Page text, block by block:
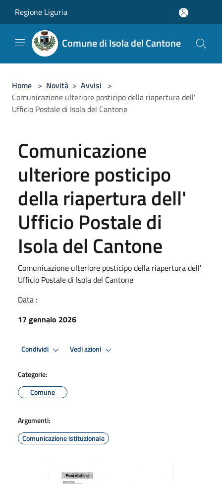
Regione Liguria
Comune di Isola del Cantone
Home > Novità > Avvisi >
Comunicazione ulteriore posticipo della riapertura dell'
Ufficio Postale di Isola del Cantone
Comunicazione
ulteriore posticipo
della riapertura dell'
Ufficio Postale di
Isola del Cantone
Comunicazione ulteriore posticipo della riapertura dell'
Ufficio Postale di Isola del Cantone
Data :
17 gennaio 2026
Condividi Vedi azioni
Categorie:
Comune
Argomenti:
Comunicazione istituzionale